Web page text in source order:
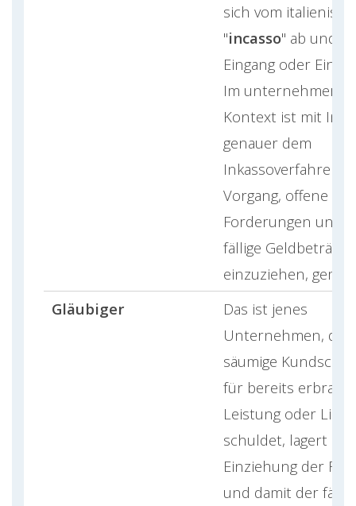
sich vom
"incasso" ab und
Eingang oder
Im
Kontext ist mit
genauer dem
Inkassoverfahren -
Vorgang, offene
Forderungen und
fällige Geldbeträge
einzuziehen,
Gläubiger
Das ist jenes
Unternehmen,
säumige
für bereits
Leistung oder
schuldet, lagert die
Einziehung der
und damit der